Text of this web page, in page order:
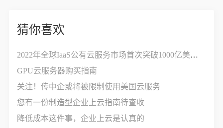
猜你喜欢
2022年全球IaaS公有云服务市场首次突破1000亿美元，增长率达30%
GPU云服务器购买指南
关注！传中企或将被限制使用美国云服务
您有一份制造型企业上云指南待查收
降低成本这件事，企业上云是认真的